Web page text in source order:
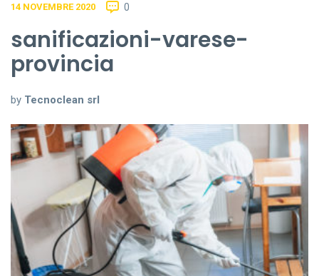
14 NOVEMBRE 2020 0
sanificazioni-varese-
provincia
by Tecnoclean srl